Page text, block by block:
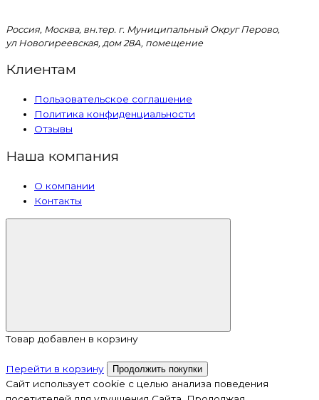
Россия, Москва, вн.тер. г. Муниципальный Округ Перово,
ул Новогиреевская, дом 28А, помещение
Клиентам
Пользовательское соглашение
Политика конфиденциальности
Отзывы
Наша компания
О компании
Контакты
Товар добавлен в корзину
Перейти в корзину Продолжить покупки
Сайт использует cookie с целью анализа поведения